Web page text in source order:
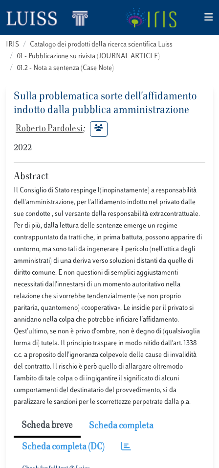
IRIS
Catalogo dei prodotti della ricerca scientifica Luiss
01 - Pubblicazione su rivista (JOURNAL ARTICLE)
01.2 - Nota a sentenza (Case Note)
Sulla problematica sorte dell'affidamento
indotto dalla pubblica amministrazione
Roberto Pardolesi;
2022
Abstract
Il Consiglio di Stato respinge l(inopinatamente) a responsabilità
dell'amministrazione, per l'affidamento indotto nel privato dalle
sue condotte , sul versante della responsabilità extracontrattuale.
Per di più, dalla lettura delle sentenze emerge un regime
contrappuntato da tratti che, in prima battuta, possono apparire di
contorno, ma sono tali da ingenerare il pericolo (nell'ottica degli
amministrati) di una deriva verso soluzioni distanti da quelle di
diritto comune. E non questioni di semplici aggiustamenti
necessitati dall'innestarsi di un momento autoritativo nella
relazione che si vorrebbe tendenzialmente (se non proprio
paritaria, quantomeno) «cooperativa». Le insidie per il privato si
annidano nella colpa che potrebbe inficiare l'affidamento.
Qest’ultimo, se non è privo d'ombre, non è degno di (qualsivoglia
forma di) tutela. Il principio traspare in modo nitido dall'art. 1338
c.c. a proposito dell'ignoranza colpevole delle cause di invalidità
del contratto. Il rischio è però quello di allargare oltremodo
l'ambito di tale colpa o di ingigantire il significato di alcuni
comportamenti del destinatario del provvedimento, sì da
paralizzare le sanzioni per le scorrettezze perpetrate dalla p.a.
Scheda breve Scheda completa
Scheda completa (DC)